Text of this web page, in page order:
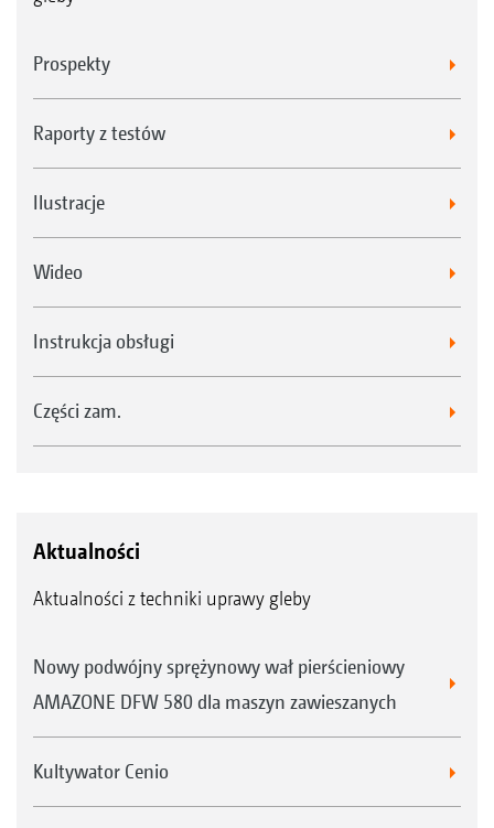
Prospekty
Raporty z testów
Ilustracje
Wideo
Instrukcja obsługi
Części zam.
Aktualności
Aktualności z techniki uprawy gleby
Nowy podwójny sprężynowy wał pierścieniowy
AMAZONE DFW 580 dla maszyn zawieszanych
Kultywator Cenio